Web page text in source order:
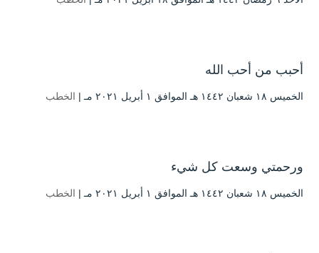
أحبب من أحب الله
الخميس ۱۸ شعبان ۱٤٤۲ هـ الموافق ۱ أبريل ۲۰۲۱ مـ | الخطب
ورحمتي وسعت كل شيء
الخميس ۱۸ شعبان ۱٤٤۲ هـ الموافق ۱ أبريل ۲۰۲۱ مـ | الخطب